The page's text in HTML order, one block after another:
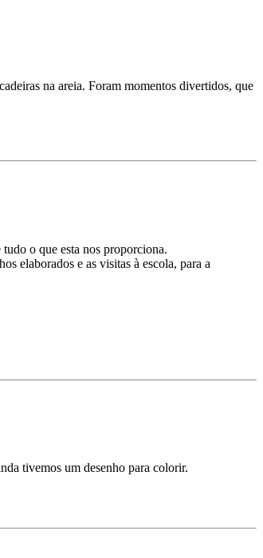
na areia. Foram momentos divertidos, que
o que esta nos proporciona.
elaborados e as visitas à escola, para a
tivemos um desenho para colorir.